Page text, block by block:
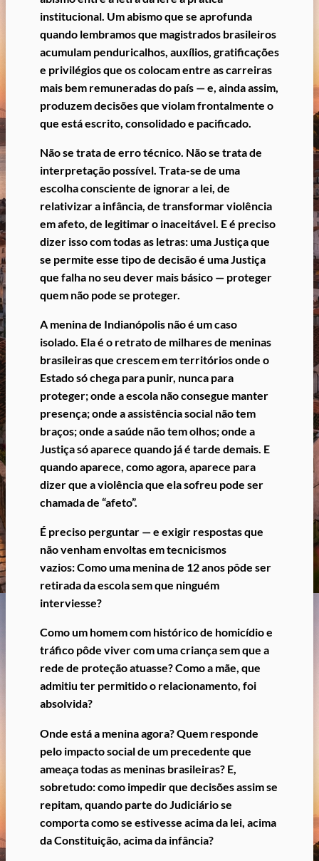
institucional. Um abismo que se aprofunda
quando lembramos que magistrados brasileiros
acumulam penduricalhos, auxílios, gratificações
e privilégios que os colocam entre as carreiras
mais bem remuneradas do país — e, ainda assim,
produzem decisões que violam frontalmente o
que está escrito, consolidado e pacificado.
Não se trata de erro técnico. Não se trata de
interpretação possível. Trata-se de uma
escolha consciente de ignorar a lei, de
relativizar a infância, de transformar violência
em afeto, de legitimar o inaceitável. E é preciso
dizer isso com todas as letras:uma Justiça que
se permite esse tipo de decisão é uma Justiça
que falha no seu dever mais básico — proteger
quem não pode se proteger.
A menina de Indianópolis não é um caso
isolado. Ela é o retrato de milhares de meninas
brasileiras que crescem em territórios onde o
Estado só chega para punir, nunca para
proteger; onde a escola não consegue manter
presença; onde a assistência social não tem
braços; onde a saúde não tem olhos; onde a
Justiça só aparece quando já é tarde demais. E
quando aparece, como agora, aparece para
dizer que a violência que ela sofreu pode ser
chamada de “afeto”.
É preciso perguntar — e exigir respostas que
não venham envoltas em tecnicismos
vazios:Como uma menina de 12 anos pôde ser
retirada da escola sem que ninguém
interviesse?
Como um homem com histórico de homicídio e
tráfico pôde viver com uma criança sem que a
rede de proteção atuasse?Como a mãe, que
admitiu ter permitido o relacionamento, foi
absolvida?
Onde está a menina agora?Quem responde
pelo impacto social de um precedente que
ameaça todas as meninas brasileiras? E,
sobretudo:como impedir que decisões assim se
repitam, quando parte do Judiciário se
comporta como se estivesse acima da lei, acima
da Constituição, acima da infância?